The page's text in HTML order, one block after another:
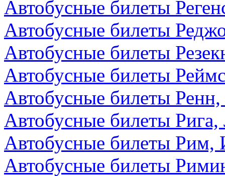
Автобусные билеты
Автобусные билеты
Автобусные билеты
Автобусные билеты
Автобусные билеты
Автобусные билеты Рига,
Автобусные билеты Рим,
Автобусные билеты